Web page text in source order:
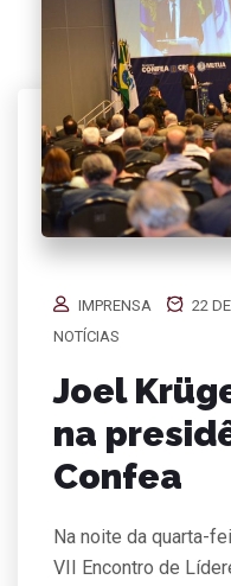
IMPRENSA
22
NOTÍCIAS
Joel
na
Confea
Na noite da quarta-
VII Encontro de